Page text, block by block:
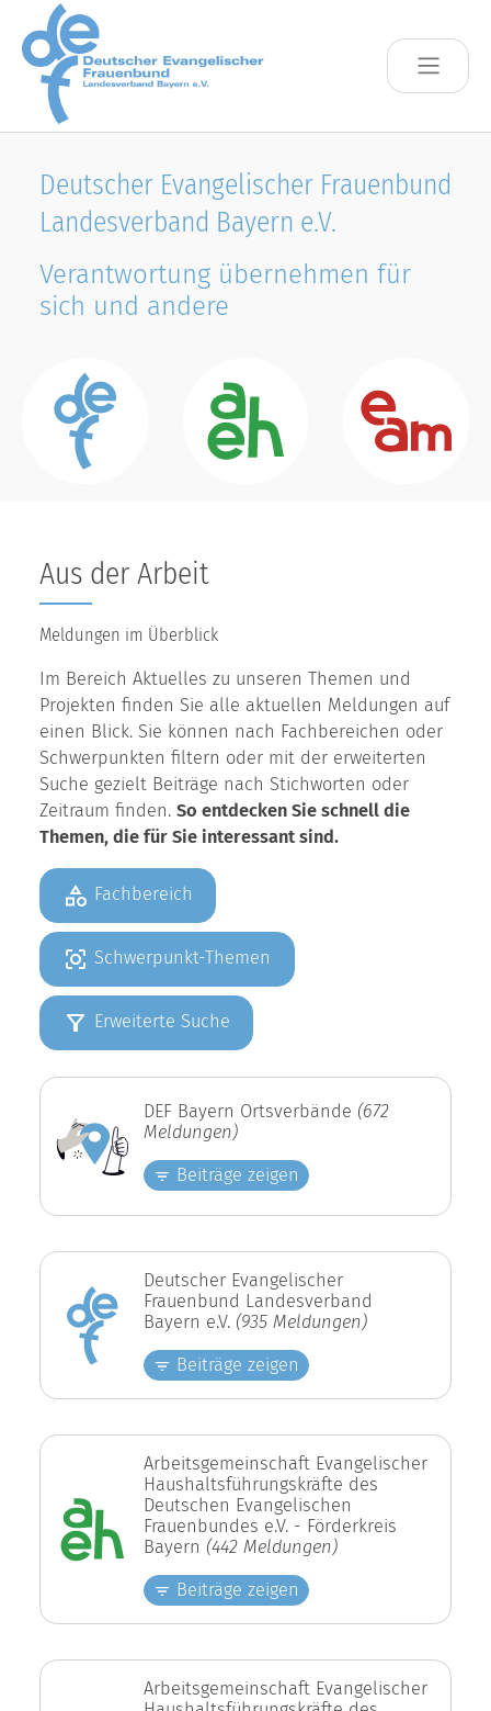
Skip to main content
Deutscher Evangelischer Frauenbund
Landesverband Bayern e.V.
Verantwortung übernehmen für
sich und andere
Aus der Arbeit
Meldungen im Überblick
Im Bereich Aktuelles zu unseren Themen und
Projekten finden Sie alle aktuellen Meldungen auf
einen Blick. Sie können nach Fachbereichen oder
Schwerpunkten filtern oder mit der erweiterten
Suche gezielt Beiträge nach Stichworten oder
Zeitraum finden. So entdecken Sie schnell die
Themen, die für Sie interessant sind.
Fachbereich
Schwerpunkt-Themen
Erweiterte Suche
DEF Bayern Ortsverbände (672
Meldungen)
Beiträge zeigen
Deutscher Evangelischer
Frauenbund Landesverband
Bayern e.V. (935 Meldungen)
Beiträge zeigen
Arbeitsgemeinschaft Evangelischer
Haushaltsführungskräfte des
Deutschen Evangelischen
Frauenbundes e.V. - Förderkreis
Bayern (442 Meldungen)
Beiträge zeigen
Arbeitsgemeinschaft Evangelischer